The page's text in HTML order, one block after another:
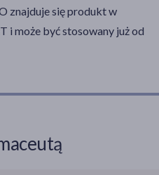
znajduje się produkt w
i może być stosowany już od